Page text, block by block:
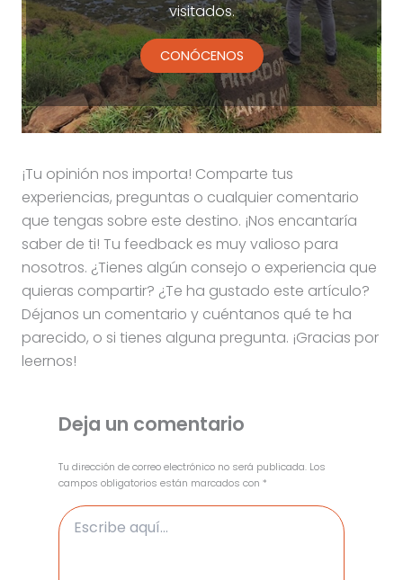
visitados.
CONÓCENOS
¡Tu opinión nos importa! Comparte tus
experiencias, preguntas o cualquier comentario
que tengas sobre este destino. ¡Nos encantaría
saber de ti! Tu feedback es muy valioso para
nosotros. ¿Tienes algún consejo o experiencia que
quieras compartir? ¿Te ha gustado este artículo?
Déjanos un comentario y cuéntanos qué te ha
parecido, o si tienes alguna pregunta. ¡Gracias por
leernos!
Deja un comentario
Tu dirección de correo electrónico no será publicada. Los
campos obligatorios están marcados con *
Escribe
aquí...